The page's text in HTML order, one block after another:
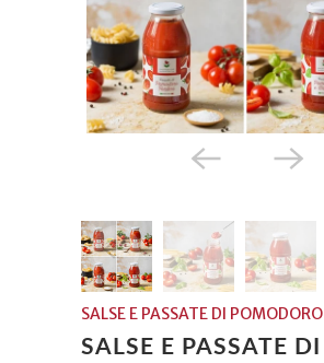
SALSE E PASSATE DI POMODORO
SALSE E PASSATE DI